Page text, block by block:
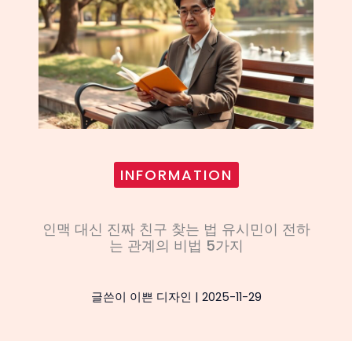
INFORMATION
인맥 대신 진짜 친구 찾는 법 유시민이 전하
는 관계의 비법 5가지
글쓴이 이쁜 디자인 | 2025-11-29